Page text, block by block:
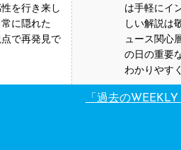
を行き来し
に隠れた
点で再発見で
は手軽にイ
しい解説は
ュース関心
の日の重要
わかりやす
「過去の